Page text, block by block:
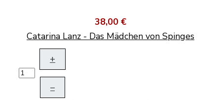
38,00 €
Catarina Lanz - Das Mädchen von Spinges
+
–